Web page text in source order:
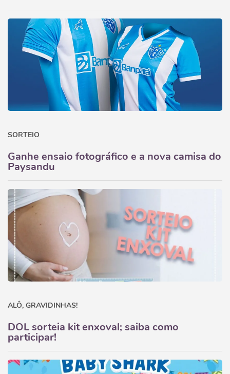
SORTEIO
Ganhe ensaio fotográfico e a nova camisa do
Paysandu
ALÔ, GRAVIDINHAS!
DOL sorteia kit enxoval; saiba como
participar!